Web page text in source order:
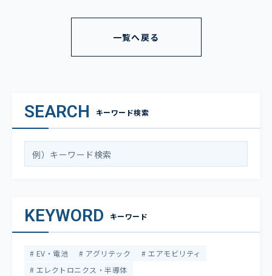
一覧へ戻る
SEARCH キーワード検索
KEYWORD キーワード
EV・電池 アグリテック
エアモビリティ
エレクトロニクス・半導体